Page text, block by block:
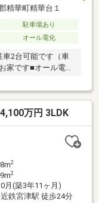
精華町精華台１
駐車場あり
オール電化
2台可能です（車
家です■オール電化
万円 3LDK
2
2
月(築3年11ヶ月)
鉄宮津駅 徒歩24分